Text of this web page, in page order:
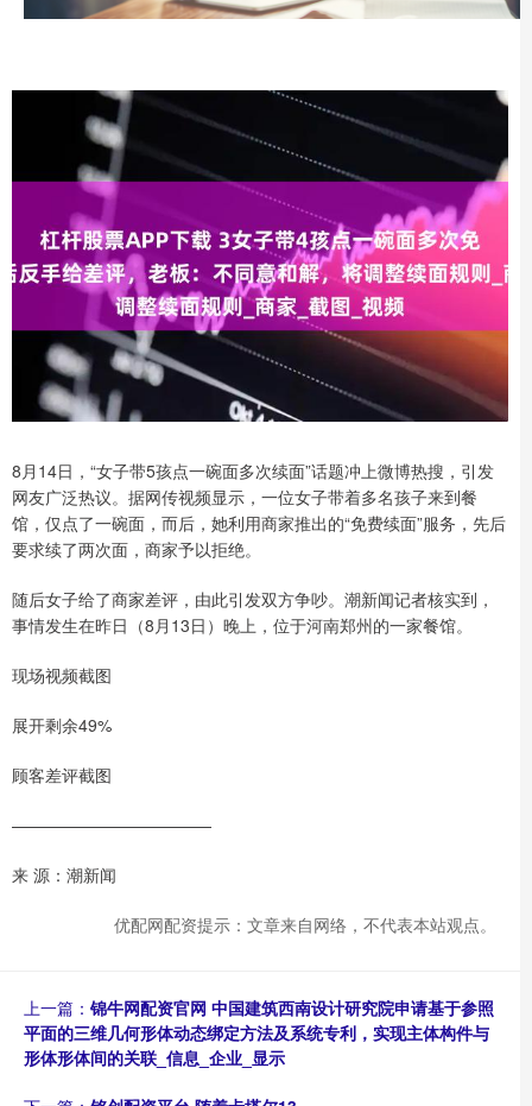
8月14日，“女子带5孩点一碗面多次续面”话题冲上微博热搜，引发
网友广泛热议。据网传视频显示，一位女子带着多名孩子来到餐
馆，仅点了一碗面，而后，她利用商家推出的“免费续面”服务，先后
要求续了两次面，商家予以拒绝。
随后女子给了商家差评，由此引发双方争吵。潮新闻记者核实到，
事情发生在昨日（8月13日）晚上，位于河南郑州的一家餐馆。
现场视频截图
展开剩余49%
顾客差评截图
————————————
来 源：潮新闻
优配网配资提示：文章来自网络，不代表本站观点。
上一篇： 锦牛网配资官网 中国建筑西南设计研究院申请基于参照
平面的三维几何形体动态绑定方法及系统专利，实现主体构件与
形体形体间的关联_信息_企业_显示